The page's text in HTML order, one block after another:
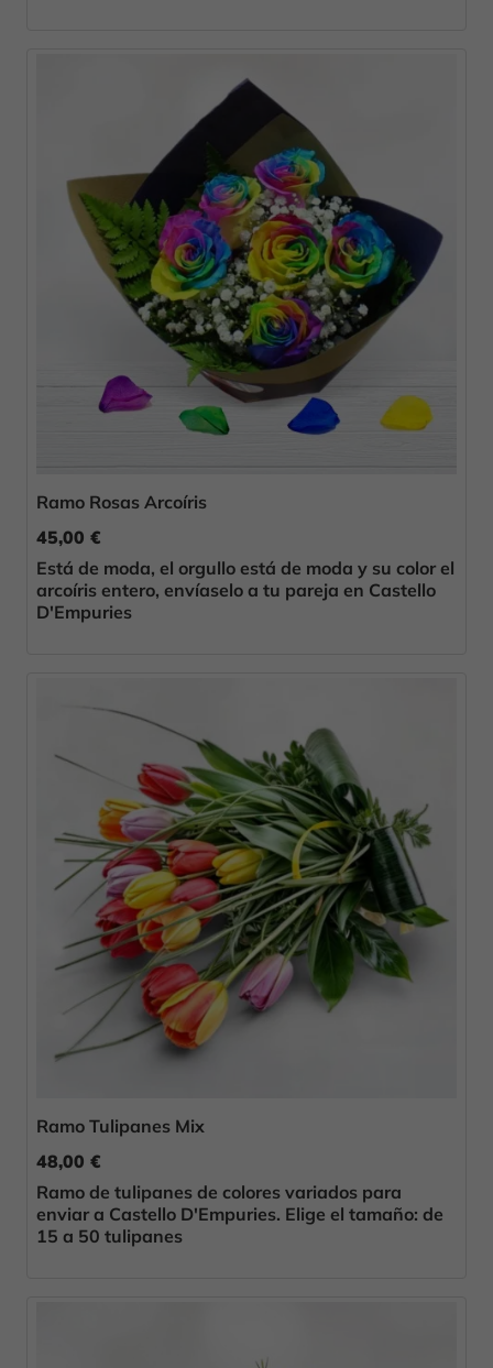
Ramo Rosas Arcoíris
45,00 €
Está de moda, el orgullo está de moda y su color el
arcoíris entero, envíaselo a tu pareja en Castello
D'Empuries
Ramo Tulipanes Mix
48,00 €
Ramo de tulipanes de colores variados para
enviar a Castello D'Empuries. Elige el tamaño: de
15 a 50 tulipanes